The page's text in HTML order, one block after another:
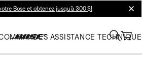
Bose et obtenez jusqu’à 300 $!
ASSISTANCE TECHNIQUE